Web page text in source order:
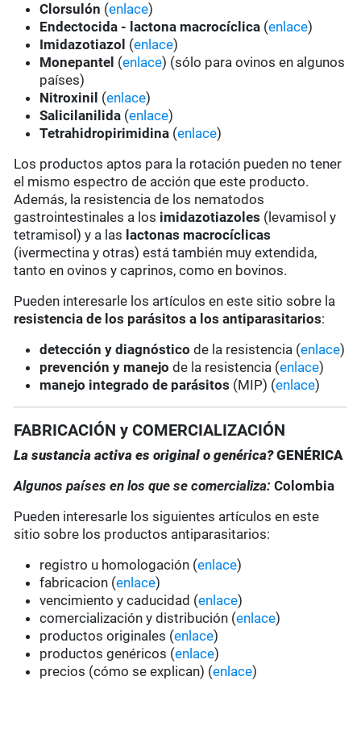
Clorsulón (enlace)
Endectocida - lactona macrocíclica (enlace)
Imidazotiazol (enlace)
Monepantel (enlace) (sólo para ovinos en algunos
países)
Nitroxinil (enlace)
Salicilanilida (enlace)
Tetrahidropirimidina (enlace)
Los productos aptos para la rotación pueden no tener
el mismo espectro de acción que este producto.
Además, la resistencia de los nematodos
gastrointestinales a los imidazotiazoles (levamisol y
tetramisol) y a las lactonas macrocíclicas
(ivermectina y otras) está también muy extendida,
tanto en ovinos y caprinos, como en bovinos.
Pueden interesarle los artículos en este sitio sobre la
resistencia de los parásitos a los antiparasitarios:
detección y diagnóstico de la resistencia (enlace)
prevención y manejo de la resistencia (enlace)
manejo integrado de parásitos (MIP) (enlace)
FABRICACIÓN y COMERCIALIZACIÓN
La sustancia activa es original o genérica?GENÉRICA
Algunos países en los que se comercializa:Colombia
Pueden interesarle los siguientes artículos en este
sitio sobre los productos antiparasitarios:
registro u homologación (enlace)
fabricacion (enlace)
vencimiento y caducidad (enlace)
comercialización y distribución (enlace)
productos originales (enlace)
productos genéricos (enlace)
precios (cómo se explican) (enlace)